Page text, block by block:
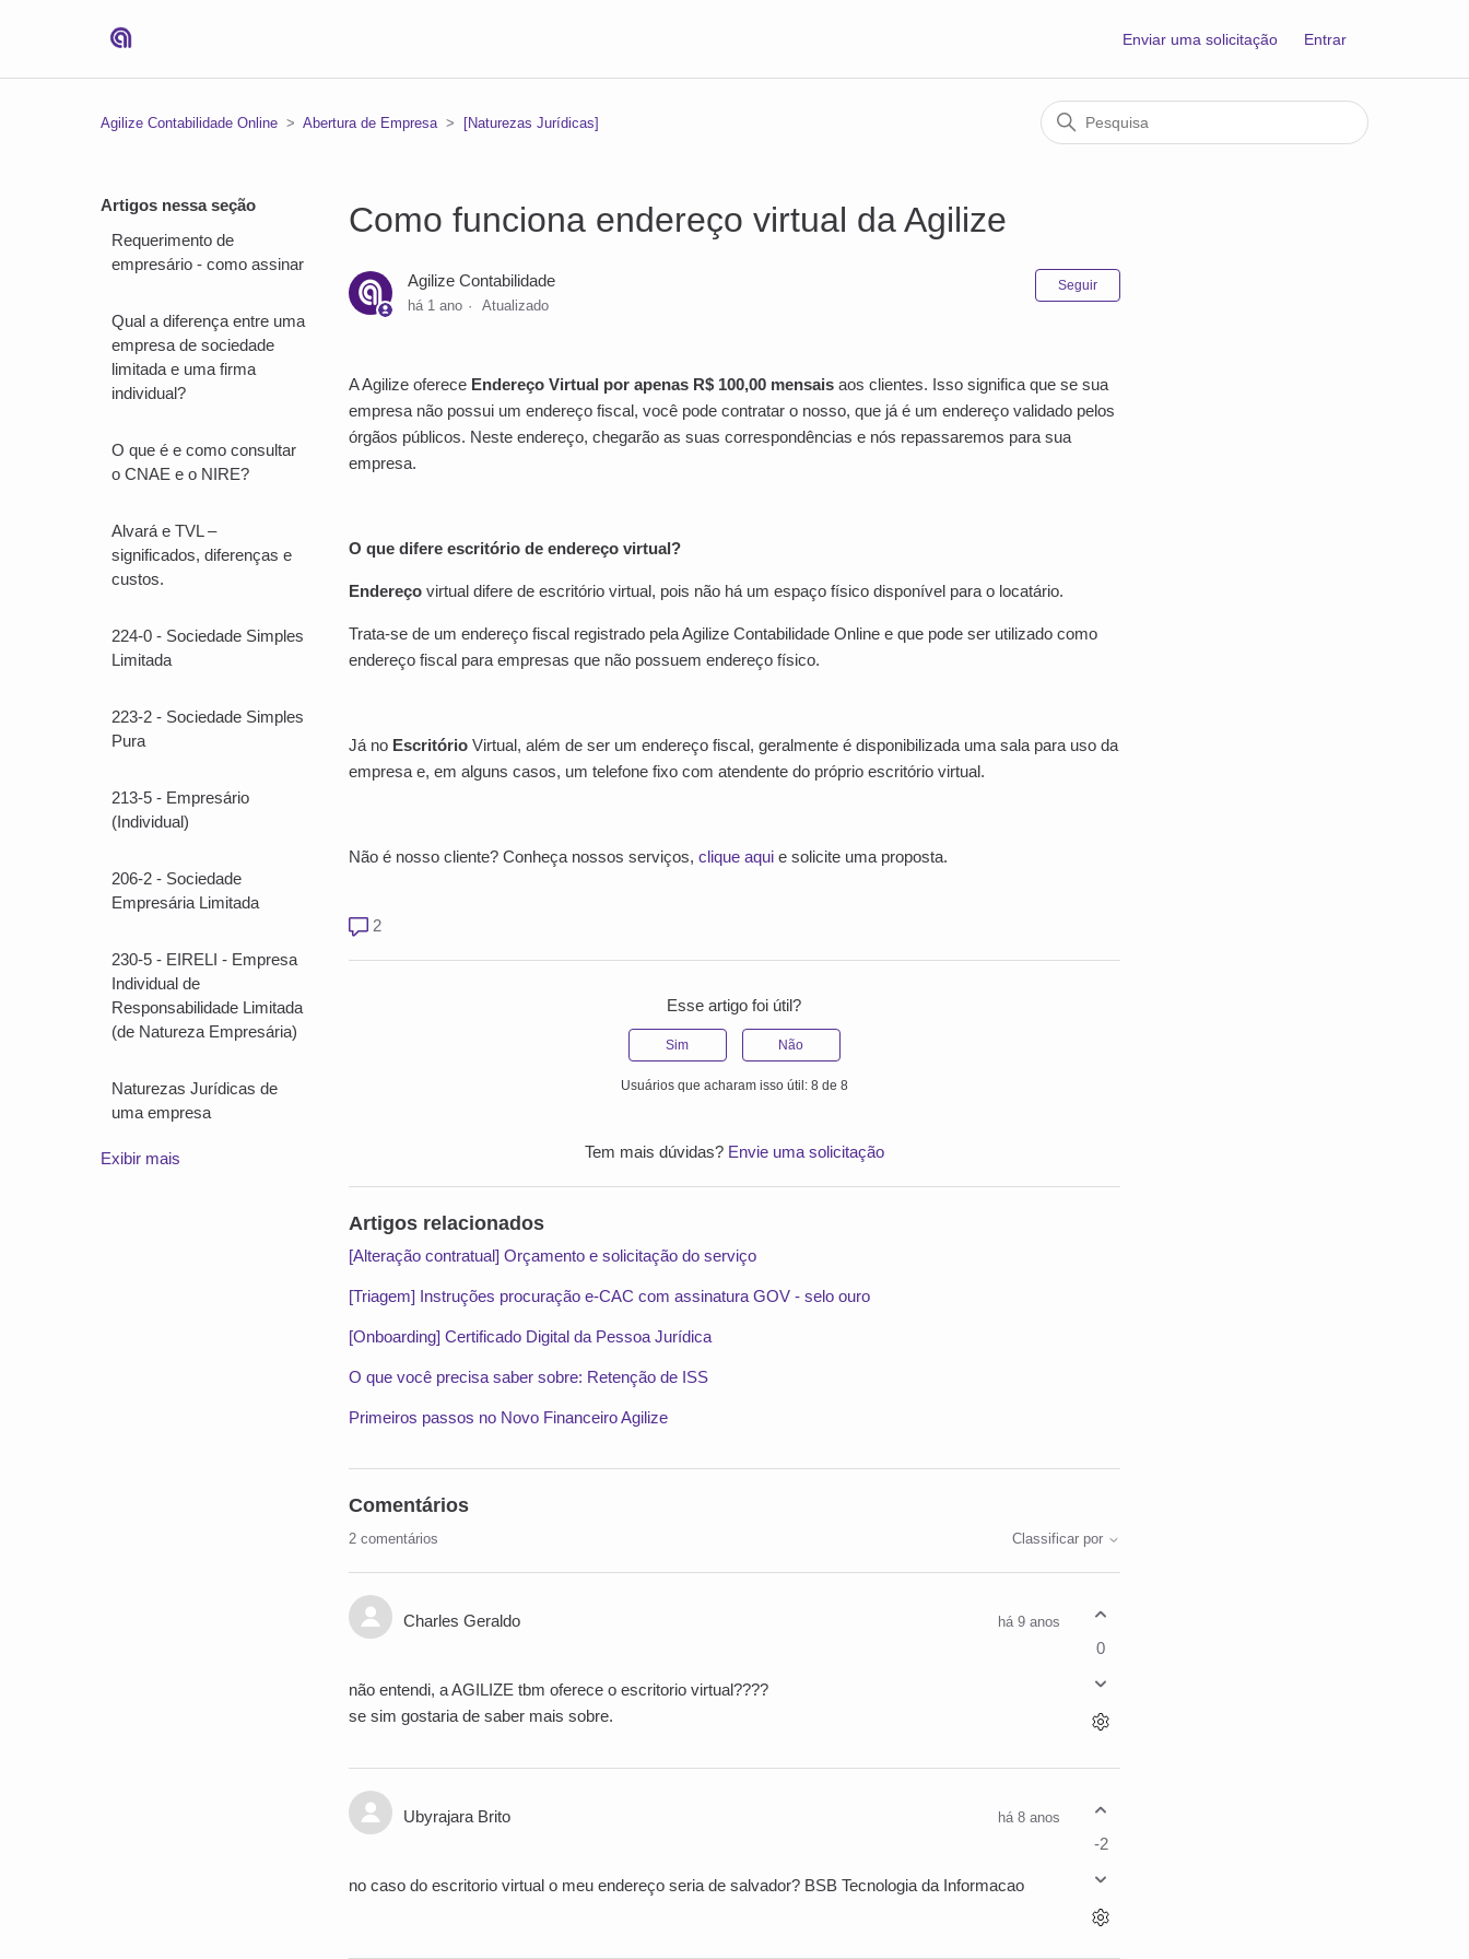
Enviar uma solicitação Entrar
Agilize Contabilidade Online Abertura de Empresa [Naturezas Jurídicas]
Artigos nessa seção
Requerimento de
empresário - como assinar
Qual a diferença entre uma
empresa de sociedade
limitada e uma firma
individual?
O que é e como consultar
o CNAE e o NIRE?
Alvará e TVL –
significados, diferenças e
custos.
224-0 - Sociedade Simples
Limitada
223-2 - Sociedade Simples
Pura
213-5 - Empresário
(Individual)
206-2 - Sociedade
Empresária Limitada
230-5 - EIRELI - Empresa
Individual de
Responsabilidade Limitada
(de Natureza Empresária)
Naturezas Jurídicas de
uma empresa
Exibir mais
Como funciona endereço virtual da Agilize
Agilize Contabilidade
há 1 ano Atualizado
Seguir
A Agilize oferece Endereço Virtual por apenas R$ 100,00 mensais aos clientes. Isso significa que se sua
empresa não possui um endereço fiscal, você pode contratar o nosso, que já é um endereço validado pelos
órgãos públicos. Neste endereço, chegarão as suas correspondências e nós repassaremos para sua
empresa.
O que difereescritório deendereçovirtual?
Endereço virtual difere de escritório virtual, pois não há um espaço físico disponível para o locatário.
Trata-se de um endereço fiscal registrado pela Agilize Contabilidade Online e que pode ser utilizado como
endereço fiscal para empresas que não possuem endereço físico.
Já no Escritório Virtual, além de ser um endereço fiscal, geralmente é disponibilizada uma sala para uso da
empresa e, em alguns casos, um telefone fixo com atendente do próprio escritório virtual.
Não é nosso cliente? Conheça nossos serviços,clique aqui e solicite uma proposta.
2 comentários
2
Esse artigo foi útil?
Sim Não
Usuários que acharam isso útil: 8 de 8
Tem mais dúvidas? Envie uma solicitação
Artigos relacionados
[Alteração contratual] Orçamento e solicitação do serviço
[Triagem] Instruções procuração e-CAC com assinatura GOV - selo ouro
[Onboarding] Certificado Digital da Pessoa Jurídica
O que você precisa saber sobre: Retenção de ISS
Primeiros passos no Novo Financeiro Agilize
Comentários
2 comentários Classificar por
Charles Geraldo há 9 anos
não entendi, a AGILIZE tbm oferece o escritorio virtual????
se sim gostaria de saber mais sobre.
0
Ubyrajara Brito há 8 anos
no caso do escritorio virtual o meu endereço seria de salvador? BSB Tecnologia da Informacao
-2